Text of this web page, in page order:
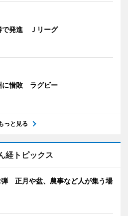
で発進 Ｊリーグ
に惜敗 ラグビー
っと見る
経トピックス
弾 正月や盆、農事など人が集う場